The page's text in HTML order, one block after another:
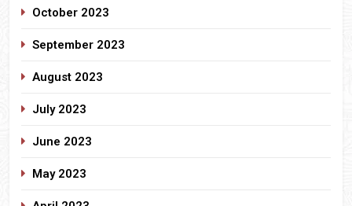
October 2023
September 2023
August 2023
July 2023
June 2023
May 2023